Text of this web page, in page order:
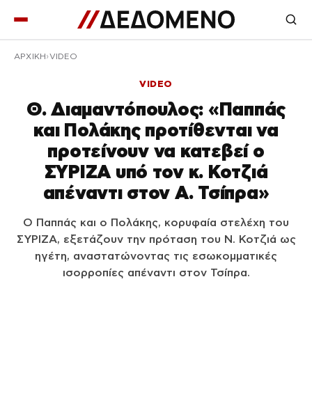
ΑΡΧΙΚΉ VIDEO
VIDEO
Θ. Διαμαντόπουλος: «Παππάς
και Πολάκης προτίθενται να
προτείνουν να κατεβεί ο
ΣΥΡΙΖΑ υπό τον κ. Κοτζιά
απέναντι στον Α. Τσίπρα»
Ο Παππάς και ο Πολάκης, κορυφαία στελέχη του
ΣΥΡΙΖΑ, εξετάζουν την πρόταση του Ν. Κοτζιά ως
ηγέτη, αναστατώνοντας τις εσωκομματικές
ισορροπίες απέναντι στον Τσίπρα.